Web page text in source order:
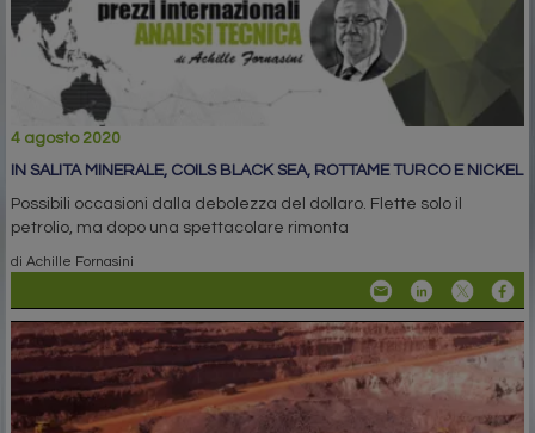
4 agosto 2020
IN SALITA MINERALE, COILS BLACK SEA, ROTTAME TURCO E NICKEL
Possibili occasioni dalla debolezza del dollaro. Flette solo il
petrolio, ma dopo una spettacolare rimonta
di Achille Fornasini